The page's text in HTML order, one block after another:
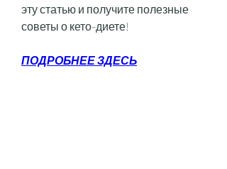
эту статью и получите полезные
советы о кето-диете!
ПОДРОБНЕЕ ЗДЕСЬ